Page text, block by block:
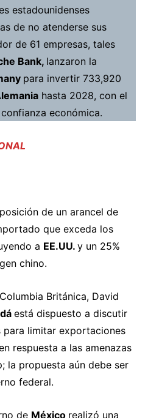
estadounidenses
de no atenderse sus
de 61 empresas, tales
Bank, lanzaron la
para invertir 733,920
hasta 2028, con el
económica.
de un arancel de
que exceda los
a EE.UU. y un 25%
chino.
Británica, David
está dispuesto a discutir
para limitar exportaciones
respuesta a las amenazas
la propuesta aún debe ser
federal.
de México realizó una